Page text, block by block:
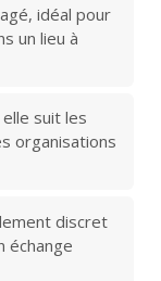
idéal pour
un lieu à
suit les
organisations
discret
échange